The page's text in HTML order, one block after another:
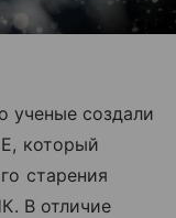
ученые создали
который
старения
В отличие